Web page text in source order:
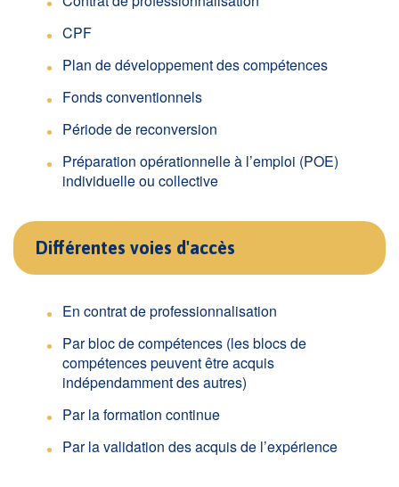
CPF
Plan de développement des compétences
Fonds conventionnels
Période de reconversion
Préparation opérationnelle à l’emploi (POE)
individuelle ou collective
Différentes voies d'accès
En contrat de professionnalisation
Par bloc de compétences (les blocs de
compétences peuvent être acquis
indépendamment des autres)
Par la formation continue
Par la validation des acquis de l’expérience